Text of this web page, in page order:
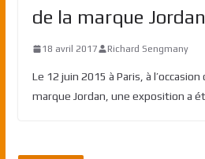
de la marque Jordan
18 avril 2017 Richard Sengmany
Le 12 juin 2015 à Paris, à
marque Jordan, une exposition a